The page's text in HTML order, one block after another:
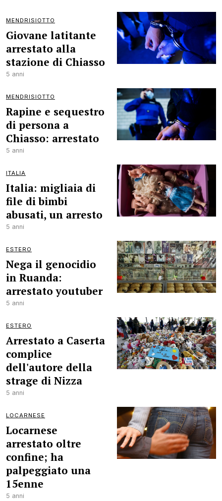
MENDRISIOTTO
Giovane latitante
arrestato alla
stazione di Chiasso
5 anni
MENDRISIOTTO
Rapine e sequestro
di persona a
Chiasso: arrestato
5 anni
ITALIA
Italia: migliaia di
file di bimbi
abusati, un arresto
5 anni
ESTERO
Nega il genocidio
in Ruanda:
arrestato youtuber
5 anni
ESTERO
Arrestato a Caserta
complice
dell'autore della
strage di Nizza
5 anni
LOCARNESE
Locarnese
arrestato oltre
confine; ha
palpeggiato una
15enne
5 anni